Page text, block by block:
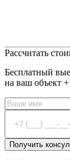
Рассчитать
Бесплатный
на ваш объект +